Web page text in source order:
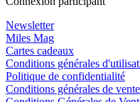
Newsletter
Miles Mag
Cartes cadeaux
Conditions générales
Politique de confidentialité
Conditions générales de vente